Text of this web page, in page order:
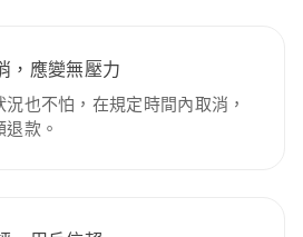
，應變無壓力
況也不怕，在規定時間內取消，
款。